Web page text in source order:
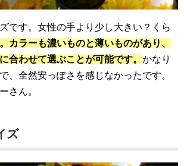
です。女性の手より少し大きい？くら
。カラーも濃いものと薄いものがあり、
合わせて選ぶことが可能です。 かなり
、全然安っぽさを感じなかったです。
さん。
ズ